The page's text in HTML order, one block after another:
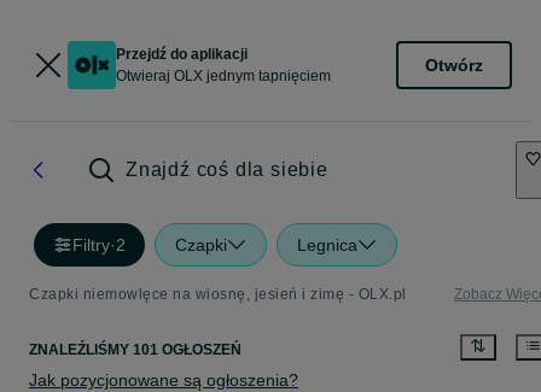
Przejdź do aplikacji
Otwieraj OLX jednym tapnięciem
Otwórz
Znajdź coś dla siebie
Filtry·2 Czapki Legnica
Czapki niemowlęce na wiosnę, jesień i zimę - OLX.pl Zobacz
ZNALEŹLIŚMY 101 OGŁOSZEŃ
Jak pozycjonowane są ogłoszenia?